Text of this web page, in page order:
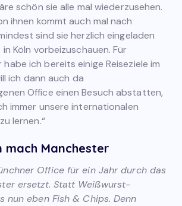
schön sie alle mal wiederzusehen.
ihnen kommt auch mal nach
sind sie herzlich eingeladen
Köln vorbeizuschauen. Für
ich bereits einige Reiseziele im
ich dann auch da
Office einen Besuch abstatten,
immer unsere internationalen
lernen.“
mach Manchester
Office für ein Jahr durch das
ersetzt. Statt Weißwurst-
nun eben Fish & Chips. Denn